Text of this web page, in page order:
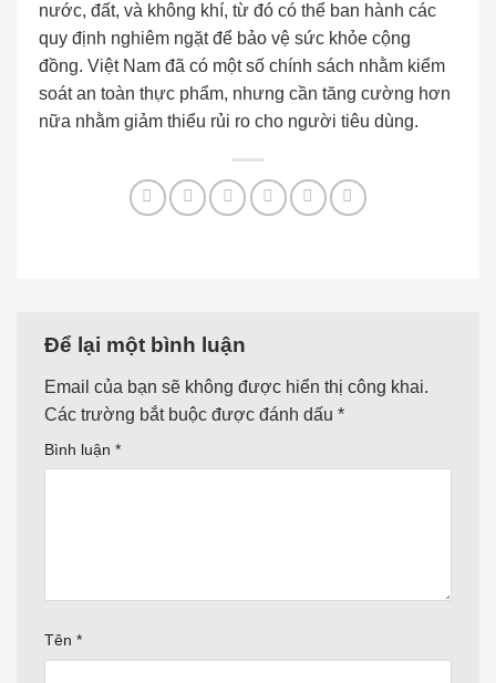
nước, đất, và không khí, từ đó có thể ban hành các
quy định nghiêm ngặt để bảo vệ sức khỏe cộng
đồng. Việt Nam đã có một số chính sách nhằm kiểm
soát an toàn thực phẩm, nhưng cần tăng cường hơn
nữa nhằm giảm thiểu rủi ro cho người tiêu dùng.
Để lại một bình luận
Email của bạn sẽ không được hiển thị công khai.
Các trường bắt buộc được đánh dấu *
Bình luận *
Tên *